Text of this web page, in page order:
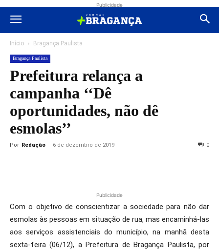
Publicidade
Início Bragança Paulista
Bragança Paulista
Prefeitura relança a
campanha ‘‘Dê
oportunidades, não dê
esmolas’’
Por Redação - 6 de dezembro de 2019 0
Publicidade
Com o objetivo de conscientizar a sociedade para não dar
esmolas às pessoas em situação de rua, mas encaminhá-las
aos serviços assistenciais do município, na manhã desta
sexta-feira (06/12), a Prefeitura de Bragança Paulista, por